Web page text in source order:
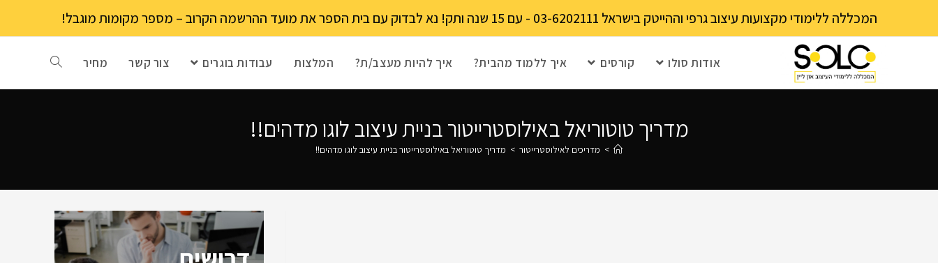
המכללה ללימודי מקצועות עיצוב גרפי וההייטק בישראל 03-6202111 - עם 15 שנה ותק! נא לבדוק עם בית הספר את מועד ההרשמה הקרוב – מספר מקומות מוגבל!
אודות סולו קורסים איך ללמוד מהבית? איך להיות מעצב/ת? המלצות עבודות בוגרים צור קשר מחיר
מדריך טוטוריאל באילוסטרייטור בניית עיצוב לוגו מדהים!!
> מדריכים לאילוסטרייטור > מדריך טוטוריאל באילוסטרייטור בניית עיצוב לוגו מדהים!!